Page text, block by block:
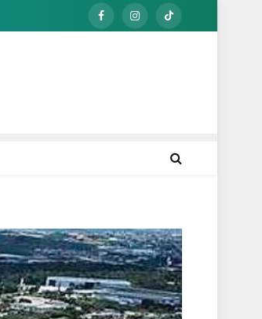
FacebookInstagramTikTok